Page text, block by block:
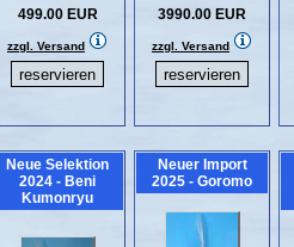
499.00 EUR
zzgl. Versand
3990.00 EUR
zzgl. Versand
Neue Selektion
2024 - Beni
Kumonryu
Neuer Import
2025 - Goromo